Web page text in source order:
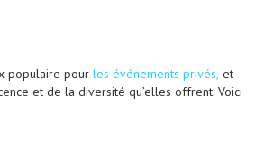
populaire pour les événements privés, et
et de la diversité qu’elles offrent. Voici